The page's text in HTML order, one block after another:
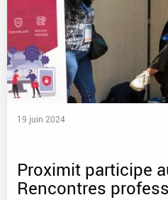
19 juin 2024
Proximit participe
Rencontres